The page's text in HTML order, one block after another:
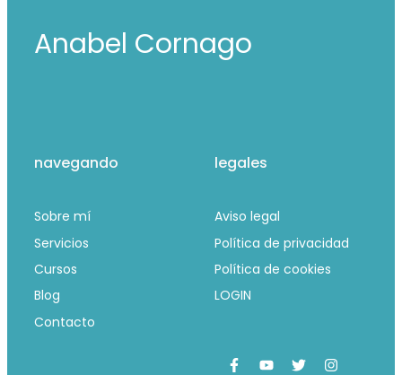
Anabel Cornago
navegando
Sobre mí
Servicios
Cursos
Blog
Contacto
legales
Aviso legal
Política de privacidad
Política de cookies
LOGIN